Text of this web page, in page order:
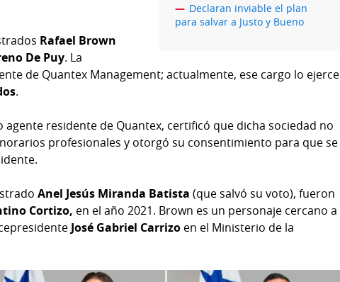
Declaran inviable el plan
para salvar a Justo y Bueno
Rafael Brown
De Puy. La
de Quantex Management; actualmente, ese cargo lo ejerce
.
agente residente de Quantex, certificó que dicha sociedad no
profesionales y otorgó su consentimiento para que se
Anel Jesús Miranda Batista (que salvó su voto), fueron
Cortizo, en el año 2021. Brown es un personaje cercano a
José Gabriel Carrizo en el Ministerio de la